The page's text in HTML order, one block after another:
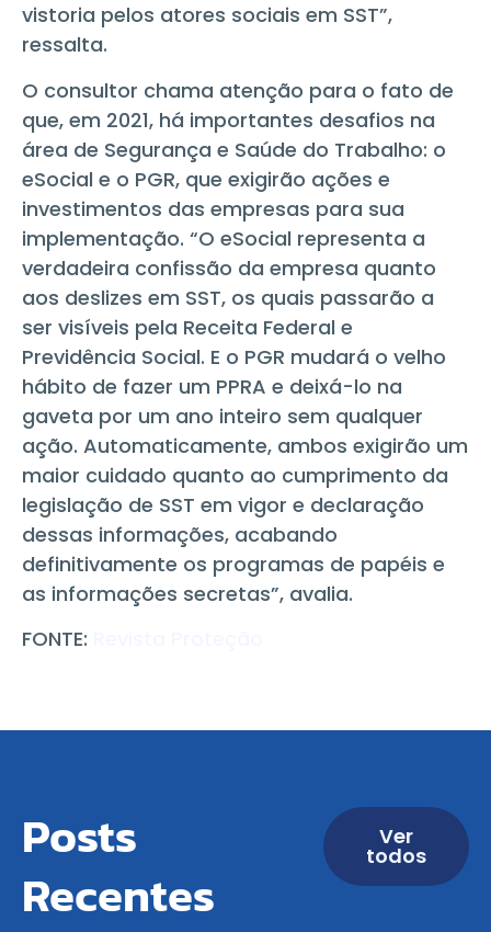
vistoria pelos atores sociais em SST”,
ressalta.
O consultor chama atenção para o fato de
que, em 2021, há importantes desafios na
área de Segurança e Saúde do Trabalho: o
eSocial e o PGR, que exigirão ações e
investimentos das empresas para sua
implementação. “O eSocial representa a
verdadeira confissão da empresa quanto
aos deslizes em SST, os quais passarão a
ser visíveis pela Receita Federal e
Previdência Social. E o PGR mudará o velho
hábito de fazer um PPRA e deixá-lo na
gaveta por um ano inteiro sem qualquer
ação. Automaticamente, ambos exigirão um
maior cuidado quanto ao cumprimento da
legislação de SST em vigor e declaração
dessas informações, acabando
definitivamente os programas de papéis e
as informações secretas”, avalia.
FONTE:
Posts
Recentes
Ver
todos